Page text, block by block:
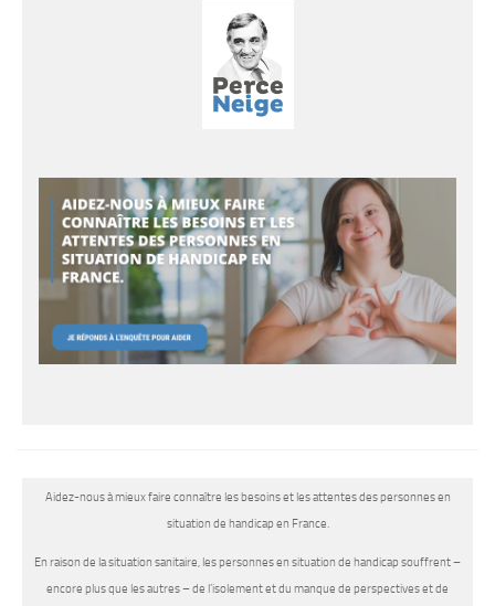
Aidez-nous à mieux faire connaître les besoins et les attentes des personnes en
situation de handicap en France.
En raison de la situation sanitaire, les personnes en situation de handicap souffrent –
encore plus que les autres – de l’isolement et du manque de perspectives et de